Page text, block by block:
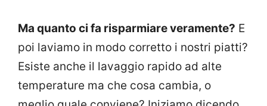
Ma quanto ci fa risparmiare veramente? E
poi laviamo in modo corretto i nostri piatti?
Esiste anche il lavaggio rapido ad alte
temperature ma che cosa cambia, o